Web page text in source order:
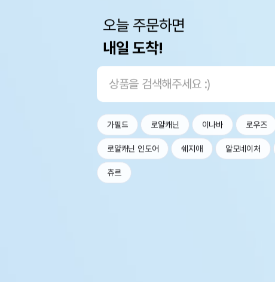
오늘 주문하면
내일 도착!
가필드 로얄캐닌 이나바 로우즈
로얄캐닌 인도어 쉐지애 알모네이처
츄르